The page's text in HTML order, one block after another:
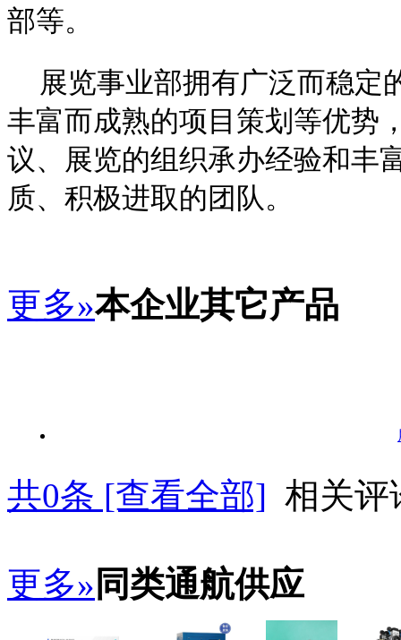
部等。
展览事业部拥有广泛而稳定
丰富而成熟的项目策划等优势
议、展览的组织承办经验和丰
质、积极进取的团队。
更多»本企业其它产品
共0条 [查看全部] 相关评
更多» 同类通航供应